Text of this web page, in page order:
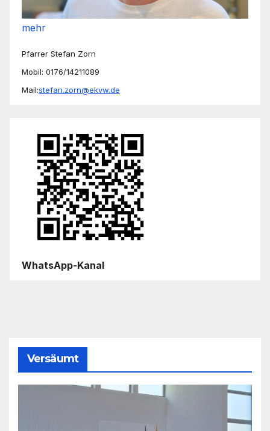
mehr
Pfarrer Stefan Zorn
Mobil: 0176/14211089
Mail:stefan.zorn@ekvw.de
WhatsApp-Kanal
Versäumt